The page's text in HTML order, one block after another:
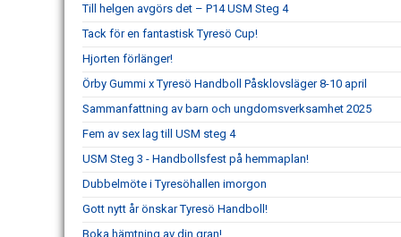
Till helgen avgörs det – P14 USM Steg 4
Tack för en fantastisk Tyresö Cup!
Hjorten förlänger!
Örby Gummi x Tyresö Handboll Påsklovsläger 8-10 april
Sammanfattning av barn och ungdomsverksamhet 2025
Fem av sex lag till USM steg 4
USM Steg 3 - Handbollsfest på hemmaplan!
Dubbelmöte i Tyresöhallen imorgon
Gott nytt år önskar Tyresö Handboll!
Boka hämtning av din gran!